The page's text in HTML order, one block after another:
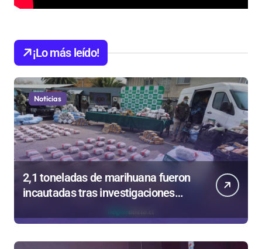
¡Lo más leído!
Noticias
2,1 toneladas de marihuana fueron
incautadas tras investigaciones